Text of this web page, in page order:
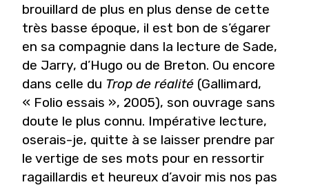
brouillard de plus en plus dense de cette
très basse époque, il est bon de s’égarer
en sa compagnie dans la lecture de Sade,
de Jarry, d’Hugo ou de Breton. Ou encore
dans celle du Trop de réalité (Gallimard,
« Folio essais », 2005), son ouvrage sans
doute le plus connu. Impérative lecture,
oserais-je, quitte à se laisser prendre par
le vertige de ses mots pour en ressortir
ragaillardis et heureux d’avoir mis nos pas